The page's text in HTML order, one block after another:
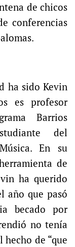
de chicos
conferencias
ha sido Kevin
es profesor
Barrios
del
En su
de
ha querido
año que pasó
becado por
no tenía
de “que